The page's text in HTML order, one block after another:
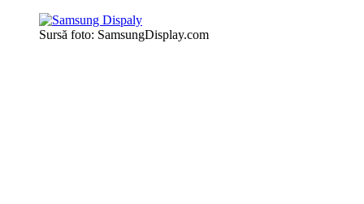
Sursă foto: SamsungDisplay.com